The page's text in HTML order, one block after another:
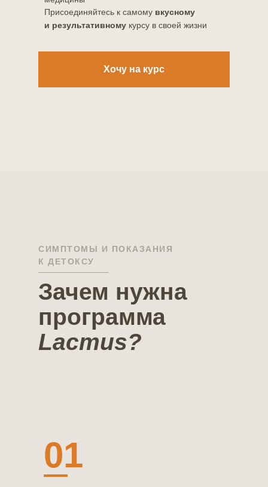
Хочу на курс
Присоединяйтесь к самому вкусному
и результативному курсу в своей жизни
Зачем нужна
программа
Lacmus?
СИМПТОМЫ И ПОКАЗАНИЯ
К ДЕТОКСУ
01